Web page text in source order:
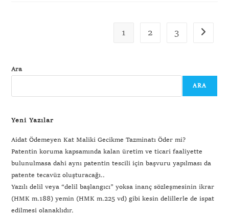
1 2 3
Ara
ARA
Yeni Yazılar
Aidat Ödemeyen Kat Maliki Gecikme Tazminatı Öder mi?
Patentin koruma kapsamında kalan üretim ve ticari faaliyette
bulunulmasa dahi aynı patentin tescili için başvuru yapılması da
patente tecavüz oluşturacağı..
Yazılı delil veya “delil başlangıcı” yoksa inanç sözleşmesinin ikrar
(HMK m.188) yemin (HMK m.225 vd) gibi kesin delillerle de ispat
edilmesi olanaklıdır.